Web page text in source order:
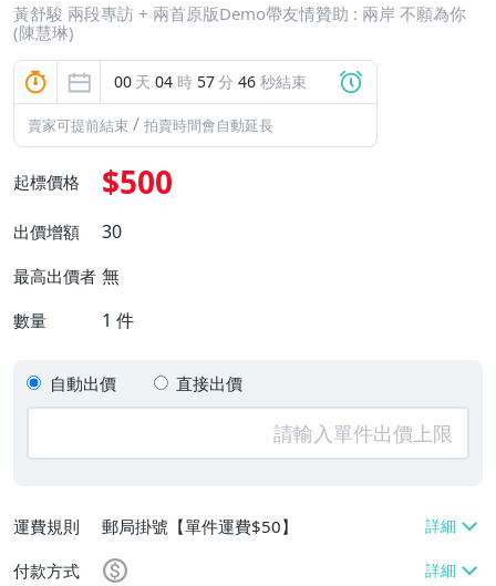
黃舒駿 兩段專訪 + 兩首原版Demo帶友情贊助 : 兩岸 不願為你
(陳慧琳)
00 天 04 時 57分 45 秒結束
賣家可提前結束 / 拍賣時間會自動延長
起標價格 $500
出價增額 30
最高出價者 無
數量 1 件
自動出價 直接出價
運費規則
郵局掛號【單件運費$50】
付款方式